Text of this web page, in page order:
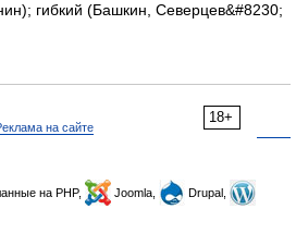
гибкий (Башкин, Северцев&#8230;
18+
на сайте
на PHP, Joomla,
Drupal,